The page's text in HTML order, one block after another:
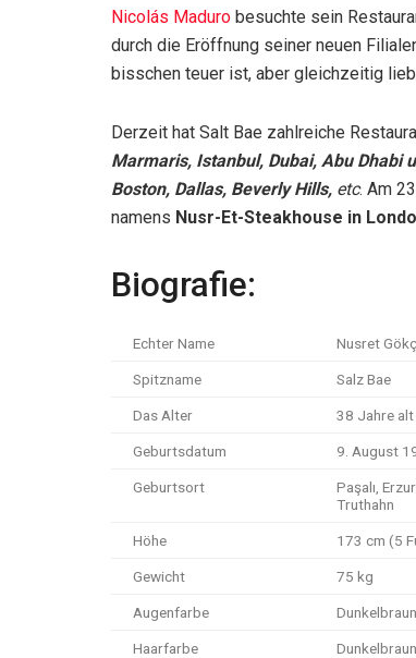
Nicolás Maduro besuchte sein
durch die Eröffnung seiner neuen
bisschen teuer ist, aber gleichzeitig
Derzeit hat Salt Bae zahlreiche
Marmaris, Istanbul, Dubai, Abu Dhabi
Boston, Dallas, Beverly Hills, etc. Am
namens Nusr-Et-Steakhouse in
Biografie:
Echter Name Nusret
Spitzname Salz Bae
Das Alter 38 Jahre alt
Geburtsdatum 9. August
Geburtsort
Paşalı,
Truthahn
Höhe 173 cm (5
Gewicht 75 kg
Augenfarbe Dunkelbraun
Haarfarbe Dunkelbraun